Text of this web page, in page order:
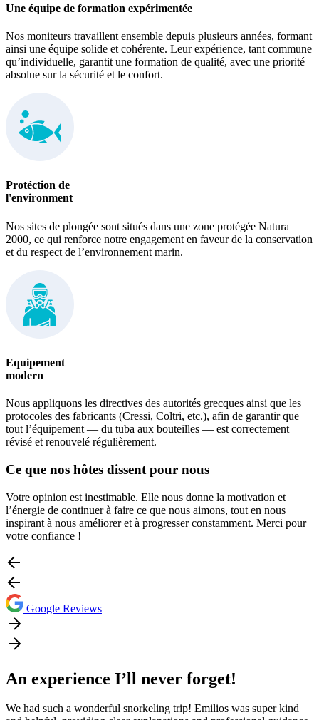
Une équipe de formation expérimentée
Nos moniteurs travaillent ensemble depuis plusieurs années, formant
ainsi une équipe solide et cohérente. Leur expérience, tant commune
qu’individuelle, garantit une formation de qualité, avec une priorité
absolue sur la sécurité et le confort.
Protéction de
l'environment
Nos sites de plongée sont situés dans une zone protégée Natura
2000, ce qui renforce notre engagement en faveur de la conservation
et du respect de l’environnement marin.
Equipement
modern
Nous appliquons les directives des autorités grecques ainsi que les
protocoles des fabricants (Cressi, Coltri, etc.), afin de garantir que
tout l’équipement — du tuba aux bouteilles — est correctement
révisé et renouvelé régulièrement.
Ce que nos hôtes dissent pour nous
Votre opinion est inestimable. Elle nous donne la motivation et
l’énergie de continuer à faire ce que nous aimons, tout en nous
inspirant à nous améliorer et à progresser constamment. Merci pour
votre confiance !
Google Reviews
An experience I’ll never forget!
We had such a wonderful snorkeling trip! Emilios was super kind